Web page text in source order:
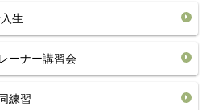
生
ーナー講習会
練習